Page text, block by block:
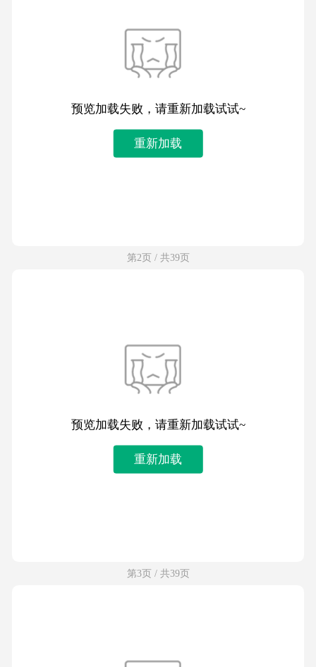
预览加载失败，请重新加载试试~
重新加载
第2页 / 共39页
预览加载失败，请重新加载试试~
重新加载
第3页 / 共39页